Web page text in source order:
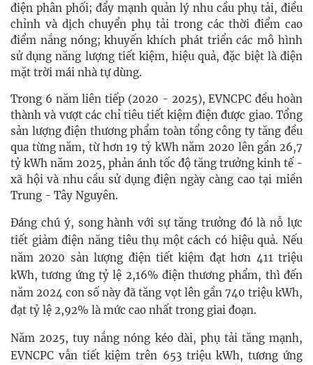
điện phân phối; đẩy mạnh quản lý nhu cầu phụ tải, điều
chỉnh và dịch chuyển phụ tải trong các thời điểm cao
điểm nắng nóng; khuyến khích phát triển các mô hình
sử dụng năng lượng tiết kiệm, hiệu quả, đặc biệt là điện
mặt trời mái nhà tự dùng.
Trong 6 năm liên tiếp (2020 - 2025), EVNCPC đều hoàn
thành và vượt các chỉ tiêu tiết kiệm điện được giao. Tổng
sản lượng điện thương phẩm toàn tổng công ty tăng đều
qua từng năm, từ hơn 19 tỷ kWh năm 2020 lên gần 26,7
tỷ kWh năm 2025, phản ánh tốc độ tăng trưởng kinh tế -
xã hội và nhu cầu sử dụng điện ngày càng cao tại miền
Trung - Tây Nguyên.
Đáng chú ý, song hành với sự tăng trưởng đó là nỗ lực
tiết giảm điện năng tiêu thụ một cách có hiệu quả. Nếu
năm 2020 sản lượng điện tiết kiệm đạt hơn 411 triệu
kWh, tương ứng tỷ lệ 2,16% điện thương phẩm, thì đến
năm 2024 con số này đã tăng vọt lên gần 740 triệu kWh,
đạt tỷ lệ 2,92% là mức cao nhất trong giai đoạn.
Năm 2025, tuy nắng nóng kéo dài, phụ tải tăng mạnh,
EVNCPC vẫn tiết kiệm trên 653 triệu kWh, tương ứng